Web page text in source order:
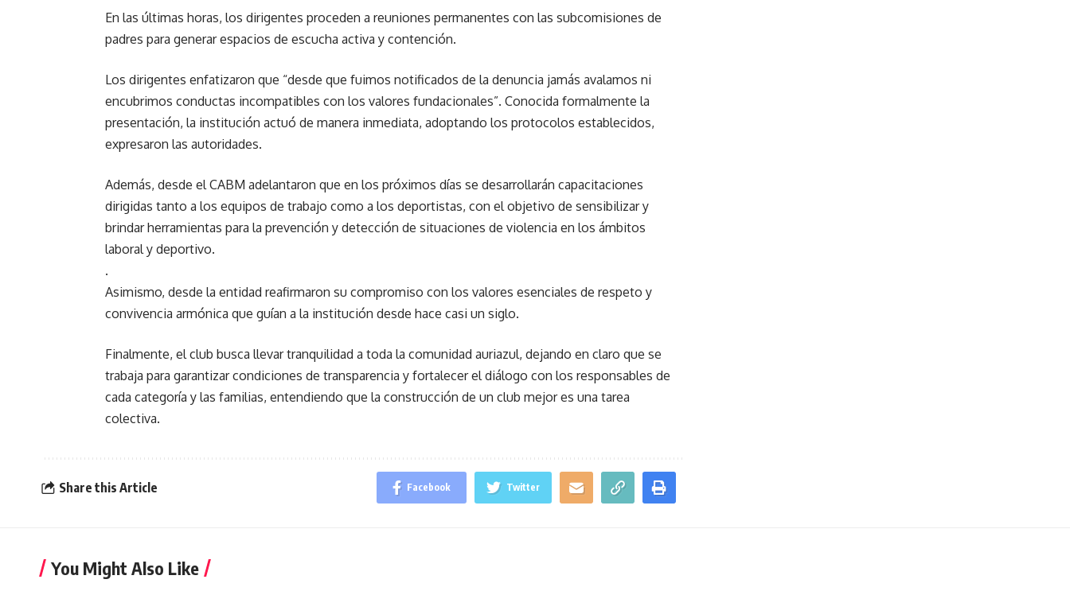
En las últimas horas, los dirigentes proceden a reuniones permanentes con las subcomisiones de
padres para generar espacios de escucha activa y contención.
Los dirigentes enfatizaron que “desde que fuimos notificados de la denuncia jamás avalamos ni
encubrimos conductas incompatibles con los valores fundacionales”. Conocida formalmente la
presentación, la institución actuó de manera inmediata, adoptando los protocolos establecidos,
expresaron las autoridades.
Además, desde el CABM adelantaron que en los próximos días se desarrollarán capacitaciones
dirigidas tanto a los equipos de trabajo como a los deportistas, con el objetivo de sensibilizar y
brindar herramientas para la prevención y detección de situaciones de violencia en los ámbitos
laboral y deportivo.
.
Asimismo, desde la entidad reafirmaron su compromiso con los valores esenciales de respeto y
convivencia armónica que guían a la institución desde hace casi un siglo.
Finalmente, el club busca llevar tranquilidad a toda la comunidad auriazul, dejando en claro que se
trabaja para garantizar condiciones de transparencia y fortalecer el diálogo con los responsables de
cada categoría y las familias, entendiendo que la construcción de un club mejor es una tarea
colectiva.
Share this Article Facebook Twitter
You Might Also Like